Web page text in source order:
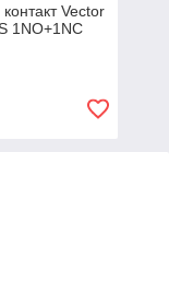
Vector
1NO+1NC